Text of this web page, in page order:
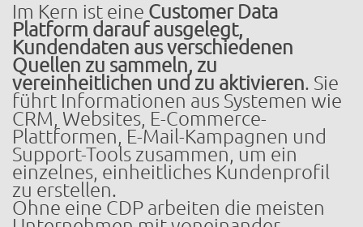
Im Kern ist eine Customer Data
Platform darauf ausgelegt,
Kundendaten aus verschiedenen
Quellen zu sammeln, zu
vereinheitlichen und zu aktivieren. Sie
führt Informationen aus Systemen wie
CRM, Websites, E-Commerce-
Plattformen, E-Mail-Kampagnen und
Support-Tools zusammen, um ein
einzelnes, einheitliches Kundenprofil
zu erstellen.
Ohne eine CDP arbeiten die meisten